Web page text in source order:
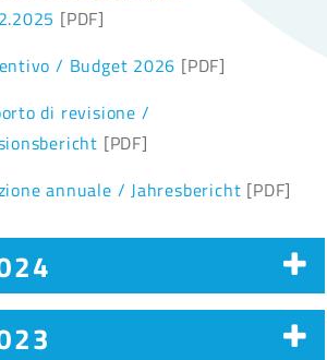
[PDF]
/ Budget 2026 [PDF]
di revisione /
[PDF]
annuale / Jahresbericht [PDF]
AG 18.05.2024